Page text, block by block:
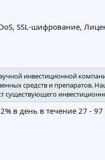
SSL-шифрование,
инвестиционной
средств и препаратов.
в день в течение 27 -